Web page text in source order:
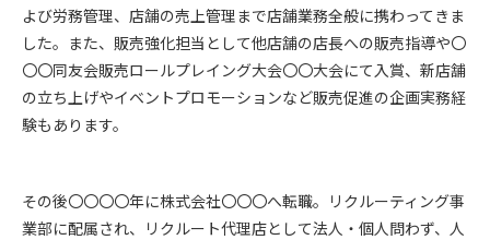
よび労務管理、店舗の売上管理まで店舗業務全般に携わってきま
した。また、販売強化担当として他店舗の店長への販売指導や〇
〇〇同友会販売ロールプレイング大会〇〇大会にて入賞、新店舗
の立ち上げやイベントプロモーションなど販売促進の企画実務経
験もあります。
その後〇〇〇〇年に株式会社〇〇〇へ転職。リクルーティング事
業部に配属され、リクルート代理店として法人・個人問わず、人